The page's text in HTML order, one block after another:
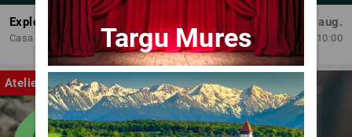
Exploratorii cromatici
Casa de Cultura 'Mihai Ursachi' a Municipiului Iasi
Lun, 10 aug.
10:00
Atelier
Targu Mures